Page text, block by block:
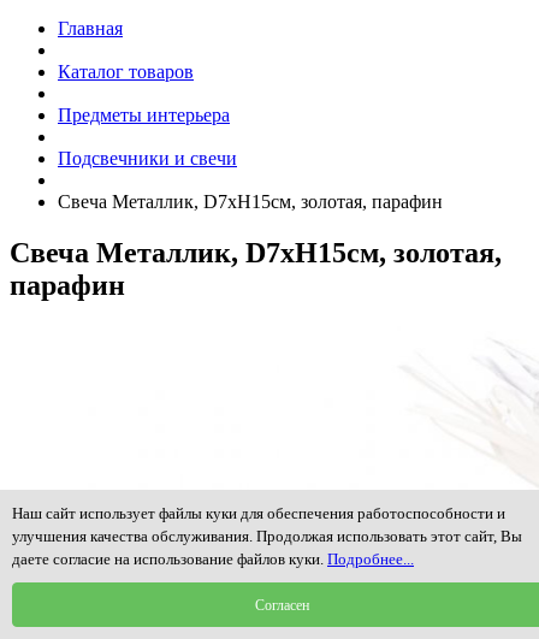
Главная
Каталог товаров
Предметы интерьера
Подсвечники и свечи
Свеча Металлик, D7xH15см, золотая, парафин
Свеча Металлик, D7xH15см, золотая,
парафин
Наш сайт использует файлы куки для обеспечения работоспособности и
улучшения качества обслуживания. Продолжая использовать этот сайт, Вы
даете согласие на использование файлов куки. Подробнее...
Согласен